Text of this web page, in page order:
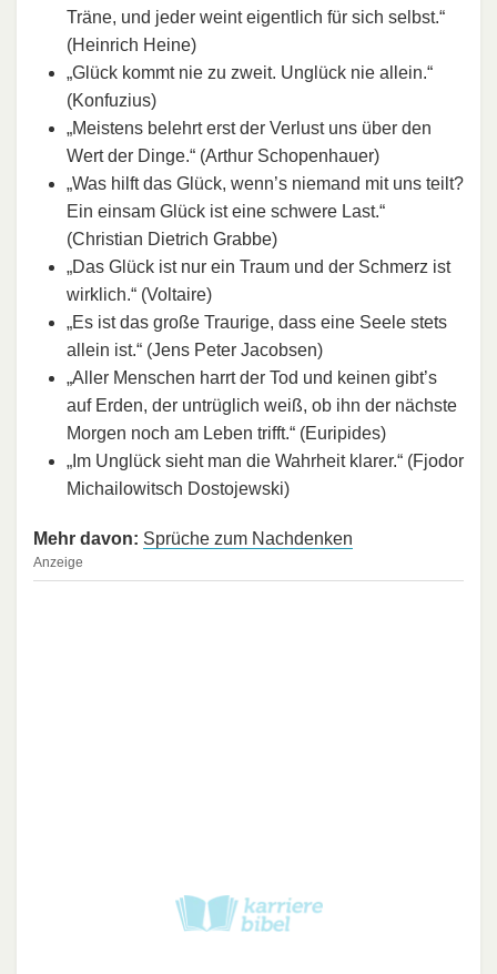
Träne, und jeder weint eigentlich für sich selbst.“
(Heinrich Heine)
„Glück kommt nie zu zweit. Unglück nie allein.“
(Konfuzius)
„Meistens belehrt erst der Verlust uns über den
Wert der Dinge.“ (Arthur Schopenhauer)
„Was hilft das Glück, wenn’s niemand mit uns teilt?
Ein einsam Glück ist eine schwere Last.“
(Christian Dietrich Grabbe)
„Das Glück ist nur ein Traum und der Schmerz ist
wirklich.“ (Voltaire)
„Es ist das große Traurige, dass eine Seele stets
allein ist.“ (Jens Peter Jacobsen)
„Aller Menschen harrt der Tod und keinen gibt’s
auf Erden, der untrüglich weiß, ob ihn der nächste
Morgen noch am Leben trifft.“ (Euripides)
„Im Unglück sieht man die Wahrheit klarer.“ (Fjodor
Michailowitsch Dostojewski)
Mehr davon: Sprüche zum Nachdenken
Anzeige